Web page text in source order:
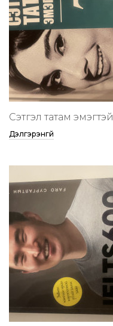
Сэтгэл татам эмэгтэй
Дэлгэрэнгүй